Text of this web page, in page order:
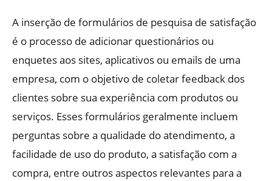
A inserção de formulários de pesquisa de satisfação
é o processo de adicionar questionários ou
enquetes aos sites, aplicativos ou emails de uma
empresa, com o objetivo de coletar feedback dos
clientes sobre sua experiência com produtos ou
serviços. Esses formulários geralmente incluem
perguntas sobre a qualidade do atendimento, a
facilidade de uso do produto, a satisfação com a
compra, entre outros aspectos relevantes para a